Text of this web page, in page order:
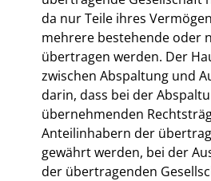
da nur Teile ihres
mehrere bestehende oder
übertragen werden. Der
zwischen Abspaltung und
darin, dass bei der
übernehmenden
Anteilinhabern der
gewährt werden, bei der
der übertragenden